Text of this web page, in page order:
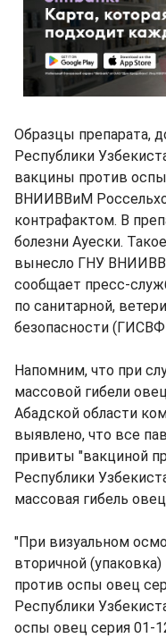
Образцы препарата,
Республики
вакцины против
ВНИИВВиМ
контрафактом. В
болезни Ауески.
вынесло ГНУ
сообщает пресс-
по санитарной,
безопасности
Напомним, что при
массовой гибели
Абадской области
выявлено, что все
привиты "вакциной
Республики
массовая гибель
"При визуальном
вторичной
против оспы овец
Республики
оспы овец серия 01-